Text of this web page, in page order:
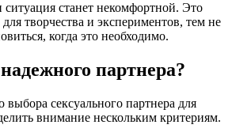
ситуация станет некомфортной. Это
для творчества и экспериментов, тем не
когда это необходимо.
партнера?
выбора сексуального партнера для
внимание нескольким критериям.